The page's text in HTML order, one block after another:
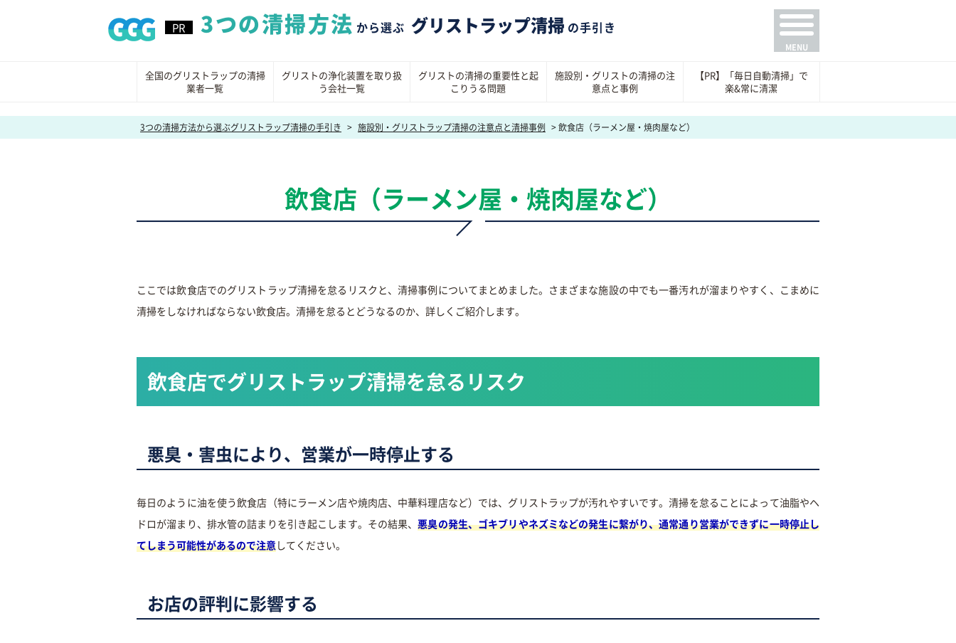
3つの清掃方法 から選ぶ グリストラップ清掃 の手引き
全国のグリストラップの清掃
業者一覧
グリストの浄化装置を取り扱
う会社一覧
グリストの清掃の重要性と起
こりうる問題
施設別・グリストの清掃の注
意点と事例
【PR】「毎日自動清掃」で
楽&常に清潔
3つの清掃方法から選ぶグリストラップ清掃の手引き > 施設別・グリストラップ清掃の注意点と清掃事例 >飲食店（ラーメン屋・焼肉屋など）
飲食店（ラーメン屋・焼肉屋など）
ここでは飲食店でのグリストラップ清掃を怠るリスクと、清掃事例についてまとめました。さまざまな施設の中でも一番汚れが溜まりやすく、こまめに
清掃をしなければならない飲食店。清掃を怠るとどうなるのか、詳しくご紹介します。
飲食店でグリストラップ清掃を怠るリスク
悪臭・害虫により、営業が一時停止する
毎日のように油を使う飲食店（特にラーメン店や焼肉店、中華料理店など）では、グリストラップが汚れやすいです。清掃を怠ることによって油脂やヘ
ドロが溜まり、排水管の詰まりを引き起こします。その結果、悪臭の発生、ゴキブリやネズミなどの発生に繋がり、通常通り営業ができずに一時停止し
てしまう可能性があるので注意してください。
お店の評判に影響する